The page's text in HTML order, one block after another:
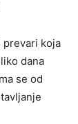
prevari koja
dana
se od